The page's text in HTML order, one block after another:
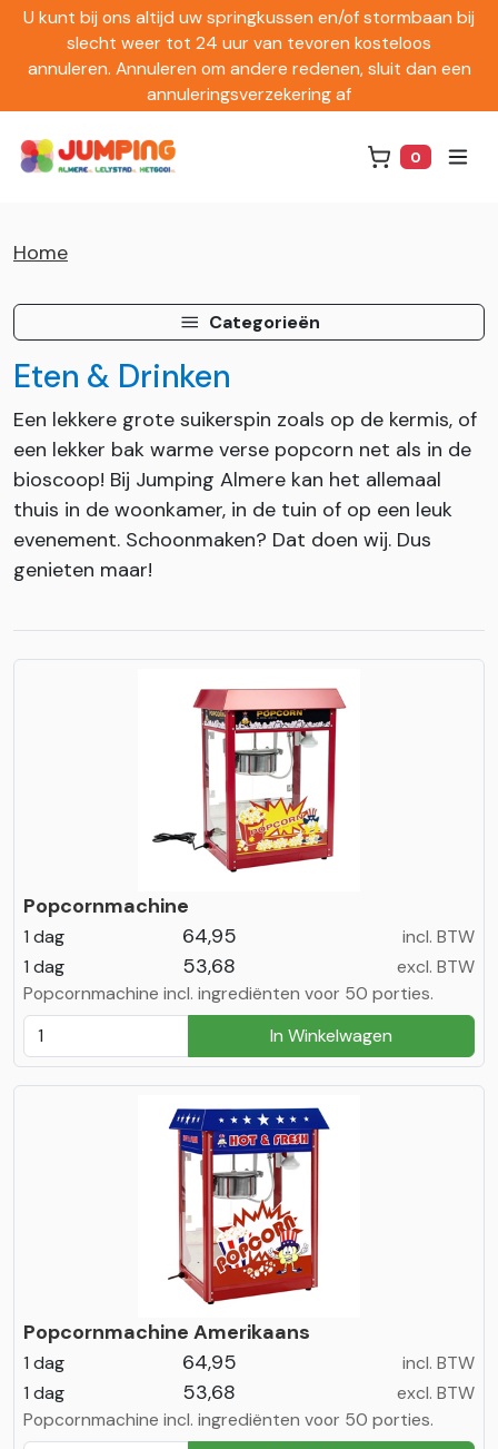
U kunt bij ons altijd uw springkussen en/of stormbaan bij
slecht weer tot 24 uur van tevoren kosteloos
annuleren. Annuleren om andere redenen, sluit dan een
annuleringsverzekering af
0
Home
Categorieën
Eten & Drinken
Een lekkere grote suikerspin zoals op de kermis, of
een lekker bak warme verse popcorn net als in de
bioscoop! Bij Jumping Almere kan het allemaal
thuis in de woonkamer, in de tuin of op een leuk
evenement. Schoonmaken? Dat doen wij. Dus
genieten maar!
Popcornmachine
1 dag 64,95
incl. BTW
1 dag
53,68
excl. BTW
Popcornmachine incl. ingrediënten voor 50 porties.
In Winkelwagen
Popcornmachine Amerikaans
1 dag 64,95
incl. BTW
1 dag
53,68
excl. BTW
Popcornmachine incl. ingrediënten voor 50 porties.